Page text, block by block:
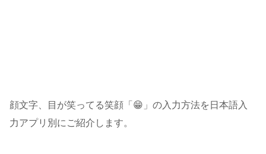
顔文字、目が笑ってる笑顔「😁」の入力方法を日本語入
力アプリ別にご紹介します。